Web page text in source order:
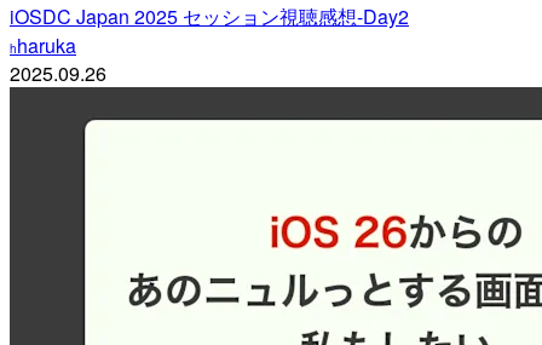
iOSDC Japan 2025 セッション視聴感想-Day2
hharuka
2025.09.26